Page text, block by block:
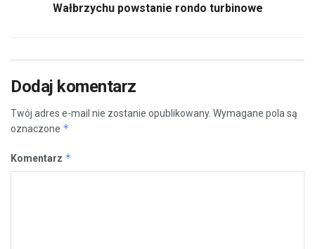
Wałbrzychu powstanie rondo turbinowe
Dodaj komentarz
Twój adres e-mail nie zostanie opublikowany. Wymagane pola są
oznaczone *
Komentarz *